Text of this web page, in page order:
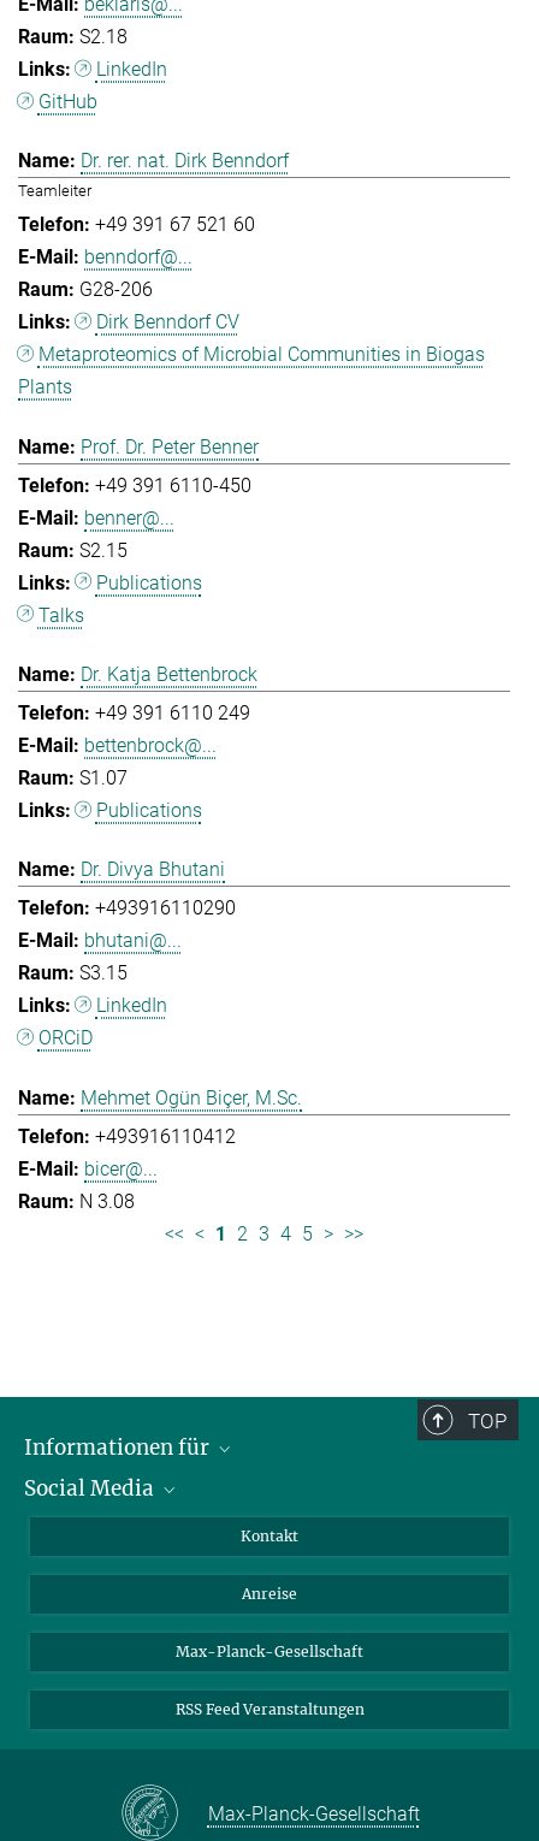
S2.18
LinkedIn
GitHub
Dr. rer. nat. Dirk Benndorf
Teamleiter
+49 391 67 521 60
benndorf@...
G28-206
Dirk Benndorf CV
Metaproteomics of Microbial Communities in Biogas
Plants
Prof. Dr. Peter Benner
+49 391 6110-450
benner@...
S2.15
Publications
Talks
Dr. Katja Bettenbrock
+49 391 6110 249
bettenbrock@...
S1.07
Publications
Dr. Divya Bhutani
+493916110290
bhutani@...
S3.15
LinkedIn
ORCiD
Mehmet Ogün Biçer, M.Sc.
+493916110412
bicer@...
N 3.08
<< < 1 2 3 4 5 > >>
TOP
Informationen für
Wissenschaftlerinnen und Wissenschaftler
Bewerberinnen und Bewerber
Medienvertreter
Schülerinnen und Schüler
Social Media
YouTube
Mastodon
Kontakt
Anreise
Max-Planck-Gesellschaft
RSS Feed Veranstaltungen
Max-Planck-Gesellschaft